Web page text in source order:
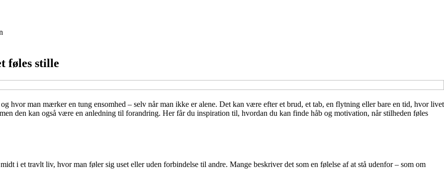
føles stille
hvor man mærker en tung ensomhed – selv når man ikke er alene. Det kan være efter et brud, et tab, en flytning eller bare en tid, hvor livet
den kan også være en anledning til forandring. Her får du inspiration til, hvordan du kan finde håb og motivation, når stilheden føles
i et travlt liv, hvor man føler sig uset eller uden forbindelse til andre. Mange beskriver det som en følelse af at stå udenfor – som om